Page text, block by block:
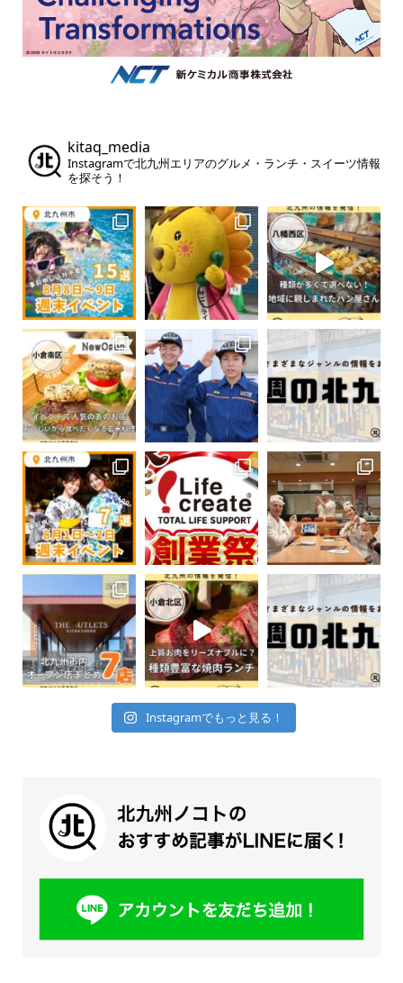
kitaq_media
Instagramで北九州エリアのグルメ・ランチ・スイーツ情報
を探そう！
Instagramでもっと見る！